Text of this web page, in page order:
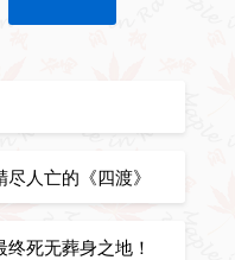
人亡的《四渡》
死无葬身之地！